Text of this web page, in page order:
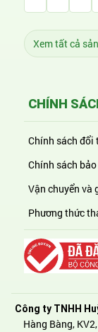
Xem tất cả
CHÍNH
Chính sách đổi
Chính sách
Vận chuyển và
Phương thức
Công ty TNHH
Hàng Bàng,